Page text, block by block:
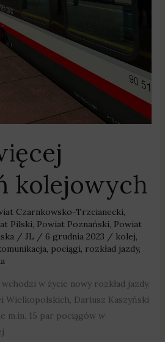
kolejowych
Czarnkowsko-Trzcianecki,
Pilski, Powiat Poznański, Powiat
/ JL / 6 grudnia 2023 / kolej,
, pociągi, rozkład jazdy,
w życie nowy rozkład jazdy.
Wielkopolskich, Dariusz Kaszyński
m.in. 15 par pociągów w